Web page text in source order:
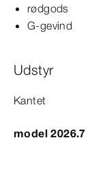
rødgods
G-​gevind
Udstyr
Kantet
model 2026.7